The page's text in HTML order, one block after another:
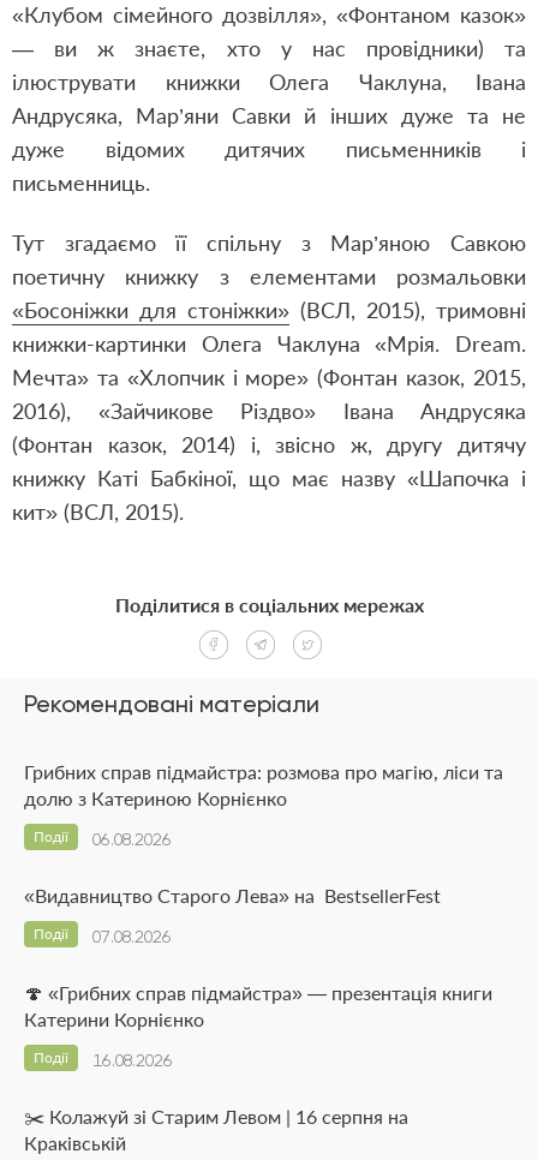
«Клубом сімейного дозвілля», «Фонтаном казок»
— ви ж знаєте, хто у нас провідники) та
ілюструвати книжки Олега Чаклуна, Івана
Андрусяка, Мар’яни Савки й інших дуже та не
дуже відомих дитячих письменників і
письменниць.
Тут згадаємо її спільну з Мар’яною Савкою
поетичну книжку з елементами розмальовки
«Босоніжки для стоніжки» (ВСЛ, 2015), тримовні
книжки-картинки Олега Чаклуна «Мрія. Dream.
Мечта» та «Хлопчик і море» (Фонтан казок, 2015,
2016), «Зайчикове Різдво» Івана Андрусяка
(Фонтан казок, 2014) і, звісно ж, другу дитячу
книжку Каті Бабкіної, що має назву «Шапочка і
кит» (ВСЛ, 2015).
Рекомендовані матеріали
Грибних справ підмайстра: розмова про магію, ліси та
долю з Катериною Корнієнко
06.08.2026
Події
«Видавництво Старого Лева» на BestsellerFest
07.08.2026
Події
🍄 «Грибних справ підмайстра» — презентація книги
Катерини Корнієнко
16.08.2026
Події
✂️ Колажуй зі Старим Левом | 16 серпня на
Краківській
Поділитися в соціальних мережах